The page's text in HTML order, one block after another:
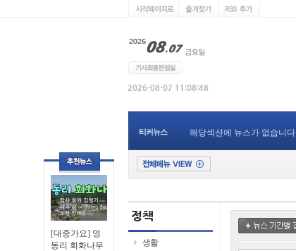
[대중가요] 영
동리 회화나무
티커뉴스 해당섹션에 뉴스가 없습니다
생활